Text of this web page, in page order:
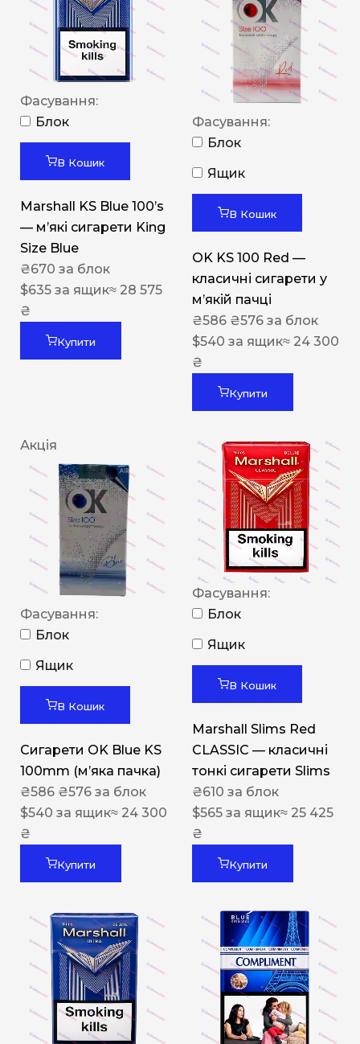
Фасування:
Блок
В Кошик
Marshall KS Blue 100’s
— м’які сигарети King
Size Blue
₴670 за блок
$635 за ящик≈ 28 575
₴
Купити
Фасування:
Блок
Ящик
В Кошик
OK KS 100 Red —
класичні сигарети у
м’якій пачці
₴586 ₴576 за блок
$540 за ящик≈ 24 300
₴
Купити
Акція
Фасування:
Блок
Ящик
В Кошик
Сигарети OK Blue KS
100mm (м’яка пачка)
₴586 ₴576 за блок
$540 за ящик≈ 24 300
₴
Купити
Фасування:
Блок
Ящик
В Кошик
Marshall Slims Red
CLASSIC — класичні
тонкі сигарети Slims
₴610 за блок
$565 за ящик≈ 25 425
₴
Купити